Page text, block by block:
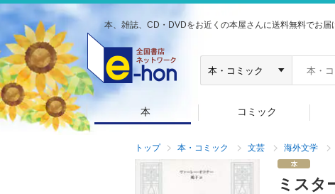
本、雑誌、CD・DVDをお近くの本屋さんに送料無料でお届
本 コミック
トップ 本・コミック 文芸 海外文学
ミスタ